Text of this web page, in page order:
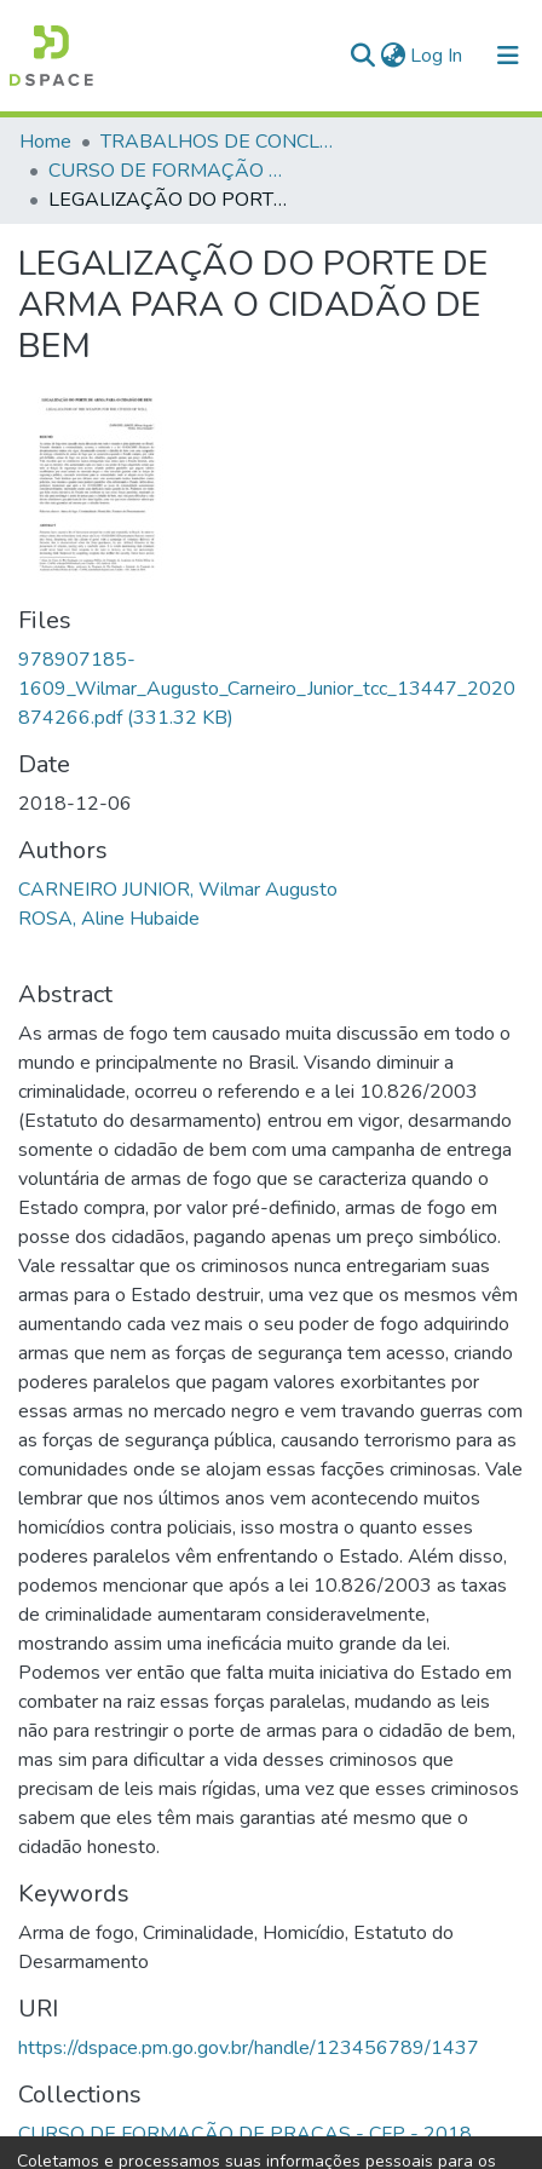
Log In (current)
Communities & Collections
All of DSpace
Home
TRABALHOS DE CONCLUSÃO DE CURSO - CFP (CURSO DE FORMAÇÃO DE PRAÇAS)
CURSO DE FORMAÇÃO DE PRAÇAS - CFP - 2018
LEGALIZAÇÃO DO PORTE DE ARMA PARA O CIDADÃO DE BEM
LEGALIZAÇÃO DO PORTE DE
ARMA PARA O CIDADÃO DE
BEM
Files
978907185-
1609_Wilmar_Augusto_Carneiro_Junior_tcc_13447_2020
874266.pdf(331.32 KB)
Date
2018-12-06
Authors
CARNEIRO JUNIOR, Wilmar Augusto
ROSA, Aline Hubaide
Abstract
As armas de fogo tem causado muita discussão em todo o
mundo e principalmente no Brasil. Visando diminuir a
criminalidade, ocorreu o referendo e a lei 10.826/2003
(Estatuto do desarmamento) entrou em vigor, desarmando
somente o cidadão de bem com uma campanha de entrega
voluntária de armas de fogo que se caracteriza quando o
Estado compra, por valor pré-definido, armas de fogo em
posse dos cidadãos, pagando apenas um preço simbólico.
Vale ressaltar que os criminosos nunca entregariam suas
armas para o Estado destruir, uma vez que os mesmos vêm
aumentando cada vez mais o seu poder de fogo adquirindo
armas que nem as forças de segurança tem acesso, criando
poderes paralelos que pagam valores exorbitantes por
essas armas no mercado negro e vem travando guerras com
as forças de segurança pública, causando terrorismo para as
comunidades onde se alojam essas facções criminosas. Vale
lembrar que nos últimos anos vem acontecendo muitos
homicídios contra policiais, isso mostra o quanto esses
poderes paralelos vêm enfrentando o Estado. Além disso,
podemos mencionar que após a lei 10.826/2003 as taxas
de criminalidade aumentaram consideravelmente,
mostrando assim uma ineficácia muito grande da lei.
Podemos ver então que falta muita iniciativa do Estado em
combater na raiz essas forças paralelas, mudando as leis
não para restringir o porte de armas para o cidadão de bem,
mas sim para dificultar a vida desses criminosos que
precisam de leis mais rígidas, uma vez que esses criminosos
sabem que eles têm mais garantias até mesmo que o
cidadão honesto.
Keywords
Arma de fogo, Criminalidade, Homicídio, Estatuto do
Desarmamento
URI
https://dspace.pm.go.gov.br/handle/123456789/1437
Collections
CURSO DE FORMAÇÃO DE PRAÇAS - CFP - 2018
Coletamos e processamos suas informações pessoais para os